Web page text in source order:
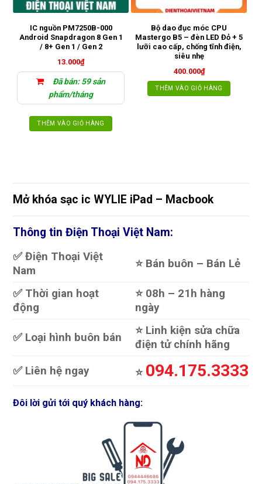
IC nguồn PM7250B-000
Android Snapdragon 8 Gen 1
/ 8+ Gen 1 / Gen 2
13.000₫
Đã bán: 59 sản
phẩm/tháng
THÊM VÀO GIỎ HÀNG
Bộ dao đục móc CPU
Mastergo B5 – đèn LED Đỏ + 5
lưỡi cao cấp, chống tĩnh điện,
siêu nhẹ
400.000₫
THÊM VÀO GIỎ HÀNG
Mở khóa sạc ic WYLIE iPad – Macbook
Thông tin Điện Thoại Việt Nam:
✅ Điện Thoại Việt
Nam
⭐️ Bán buôn – Bán Lẻ
✅ Thời gian hoạt
động
⭐️ 08h – 21h hàng
ngày
✅ Loại hình buôn bán
⭐️ Linh kiện sửa chữa
điện tử chính hãng
✅ Liên hệ ngay
⭐️ 094.175.3333
Đôi lời gửi tới quý khách hàng: